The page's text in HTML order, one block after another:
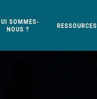
SOMMES-
NOUS ?
RESSOURCES